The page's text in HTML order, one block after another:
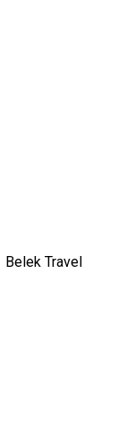
Belek Travel